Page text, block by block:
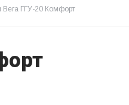
Вега ГГУ-20 Комфорт